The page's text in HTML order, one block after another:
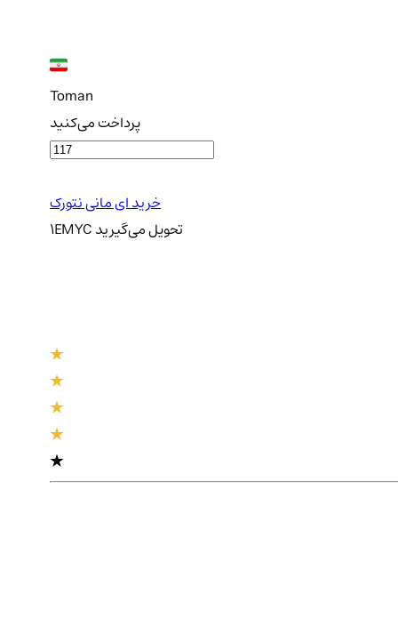
Toman
پرداخت می‌کنید
خرید ای مانی نتورک
1EMYC تحویلمی‌گیرید